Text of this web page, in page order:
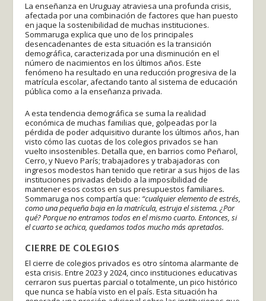
La enseñanza en Uruguay atraviesa una profunda crisis,
afectada por una combinación de factores que han puesto
en jaque la sostenibilidad de muchas instituciones.
Sommaruga explica que uno de los principales
desencadenantes de esta situación es la transición
demográfica, caracterizada por una disminución en el
número de nacimientos en los últimos años. Este
fenómeno ha resultado en una reducción progresiva de la
matrícula escolar, afectando tanto al sistema de educación
pública como a la enseñanza privada.
A esta tendencia demográfica se suma la realidad
económica de muchas familias que, golpeadas por la
pérdida de poder adquisitivo durante los últimos años, han
visto cómo las cuotas de los colegios privados se han
vuelto insostenibles. Detalla que, en barrios como Peñarol,
Cerro, y Nuevo París; trabajadores y trabajadoras con
ingresos modestos han tenido que retirar a sus hijos de las
instituciones privadas debido a la imposibilidad de
mantener esos costos en sus presupuestos familiares.
Sommaruga nos compartía que: “cualquier elemento de estrés,
como una pequeña baja en la matrícula, estruja el sistema. ¿Por
qué? Porque no entramos todos en el mismo cuarto. Entonces, si
el cuarto se achica, quedamos todos mucho más apretados.
CIERRE DE COLEGIOS
El cierre de colegios privados es otro síntoma alarmante de
esta crisis. Entre 2023 y 2024, cinco instituciones educativas
cerraron sus puertas parcial o totalmente, un pico histórico
que nunca se había visto en el país. Esta situación ha